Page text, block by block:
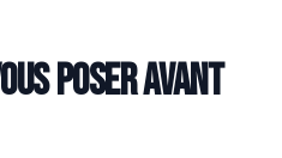
poser avant